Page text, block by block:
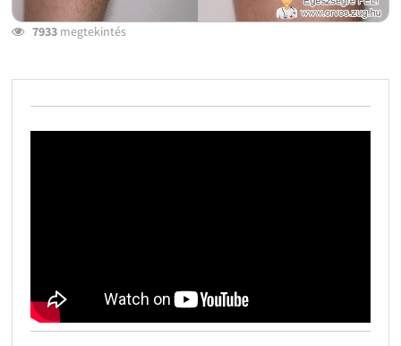
7933megtekintés